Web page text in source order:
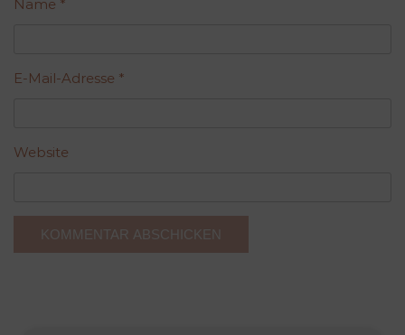
Name *
E-Mail-Adresse *
Website